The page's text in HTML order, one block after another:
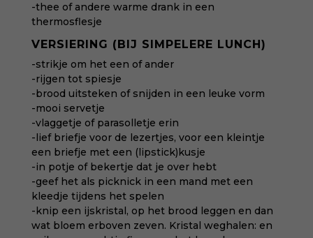
-thee of andere warme drankin een
thermosflesje
VERSIERING (BIJ SIMPELERE LUNCH)
-strikje om het een of ander
-rijgen tot spiesje
-brood uitsteken of snijden in een leuke vorm
-mooi servetje
-vlaggetje of parasolletje erin
-lief briefje voor de lezertjes, voor een kleintje
een briefje met een (lipstick)kusje
-in potje of bekertje dat je over hebt
-geef het als picknick in een mand met een
kleedje tijdens het spelen
-knip een ijskristal, op het brood leggen en dan
wat bloem erboven zeven. Kristal weghalen: en